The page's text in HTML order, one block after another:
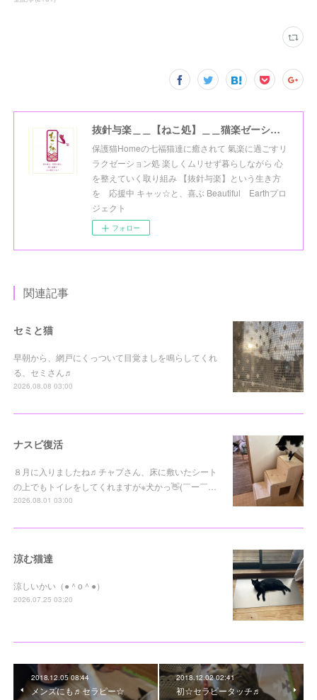
抜針与楽＿＿【ねこ処】＿＿猫楽ゼーションHome☆
保護猫Homeの七福猫達に癒されて 氣楽に過ごすリ
ラクゼーション処 楽しくムリせず暮らしながら 心
を整えていく取り組み 【抜針与楽】という生き方
を 応援中 キャッ☆と、喜ぶ Beautiful Earthプロ
ジェクト
フォロー
関連記事
セミと猫
早朝から、網戸にくっついて目覚ましを鳴らしてくれ
る、セミさん♬
2026.08.08 03:00
ナスビ復活
８月に入りましたね♬チャプさん、床に敷いたシート
の上でもトイレをしてくれますが※犬かっ👋(￣ー￣…
2026.08.01 03:00
涼む猫達
涼しいかい（●＾o＾●）
2026.07.25 03:20
2018.12.05 08:44
メンズにも♬セラピー☆
2018.12.02 02:41
初☆セラピータッチ♬